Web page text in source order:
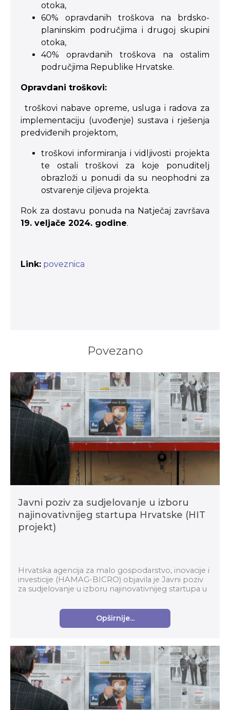
otoka,
60% opravdanih troškova na brdsko-
planinskim područjima i drugoj skupini
otoka,
40% opravdanih troškova na ostalim
područjima Republike Hrvatske.
Opravdani troškovi:
troškovi nabave opreme, usluga i radova za
implementaciju (uvođenje) sustava i rješenja
predviđenih projektom,
troškovi informiranja i vidljivosti projekta
te ostali troškovi za koje ponuditelj
obrazloži u ponudi da su neophodni za
ostvarenje ciljeva projekta.
Rok za dostavu ponuda na Natječaj završava
19. veljače 2024. godine.
Link: poveznica
Povezano
Javni poziv za sudjelovanje u izboru
najinovativnijeg startupa Hrvatske (HIT
projekt)
Hrvatska agencija za malo gospodarstvo, inovacije i
investicije (HAMAG-BICRO) objavila je Javni poziv
za sudjelovanje u izboru najinovativnijeg startupa u
Opširnije...